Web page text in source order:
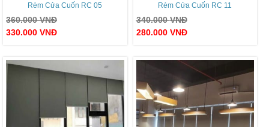
Rèm Cửa Cuốn RC 05
360.000VNĐ
330.000 VNĐ
Rèm Cửa Cuốn RC 11
340.000VNĐ
280.000 VNĐ